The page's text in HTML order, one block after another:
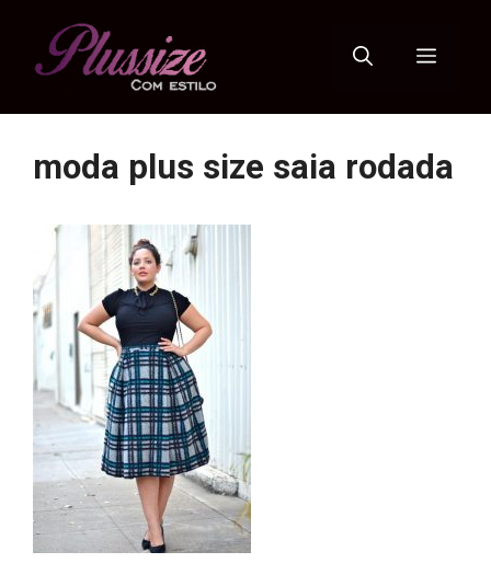
Menu
moda plus size saia rodada